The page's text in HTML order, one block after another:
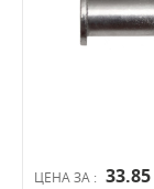
ЦЕНА ЗА : 33.85